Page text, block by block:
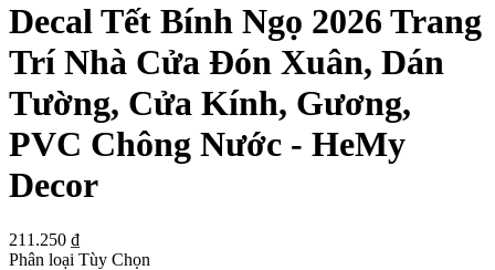
Decal Tết Bính Ngọ 2026 Trang
Trí Nhà Cửa Đón Xuân, Dán
Tường, Cửa Kính, Gương,
PVC Chông Nước - HeMy
Decor
211.250 ₫
Phân loại Tùy Chọn